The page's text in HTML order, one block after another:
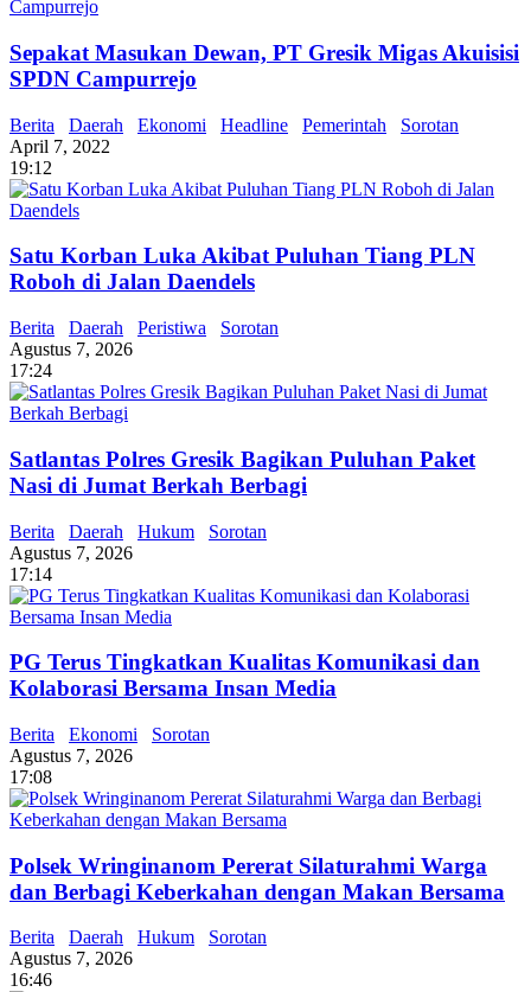
Sepakat Masukan Dewan, PT Gresik Migas Akuisisi
SPDN Campurrejo
Berita Daerah Ekonomi Headline Pemerintah
Sorotan
April 7, 2022
19:12
Satu Korban Luka Akibat Puluhan Tiang PLN
Roboh di Jalan Daendels
Berita Daerah Peristiwa
Sorotan
Agustus 7, 2026
17:24
Satlantas Polres Gresik Bagikan Puluhan Paket
Nasi di Jumat Berkah Berbagi
Berita Daerah Hukum
Sorotan
Agustus 7, 2026
17:14
PG Terus Tingkatkan Kualitas Komunikasi dan
Kolaborasi Bersama Insan Media
Berita Ekonomi
Sorotan
Agustus 7, 2026
17:08
Polsek Wringinanom Pererat Silaturahmi Warga
dan Berbagi Keberkahan dengan Makan Bersama
Berita Daerah Hukum
Sorotan
Agustus 7, 2026
16:46